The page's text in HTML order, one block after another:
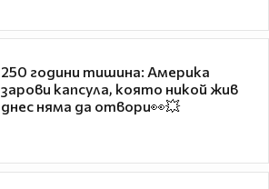
250 години тишина: Америка
зарови капсула, която никой жив
днес няма да отвори👀💥